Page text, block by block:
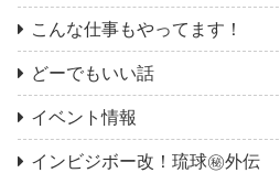
こんな仕事もやってます！
どーでもいい話
イベント情報
インビジボー改！琉球㊙︎外伝